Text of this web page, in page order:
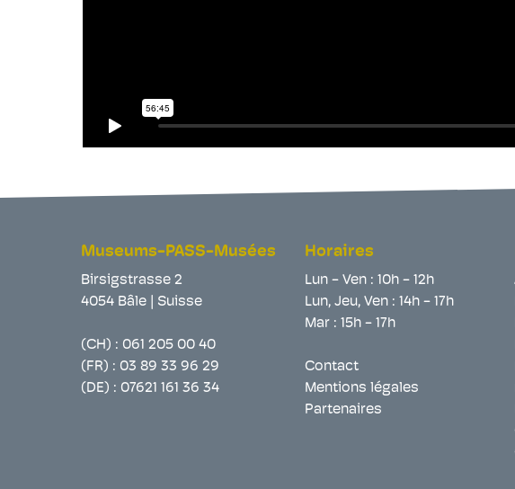
Museums-PASS-Musées
Birsigstrasse 2
4054 Bâle | Suisse
(CH) : 061 205 00 40
(FR) : 03 89 33 96 29
(DE) : 07621 161 36 34
Horaires
Lun - Ven : 10h - 12h
Lun, Jeu, Ven : 14h - 17h
Mar : 15h - 17h
Contact
Mentions légales
Partenaires